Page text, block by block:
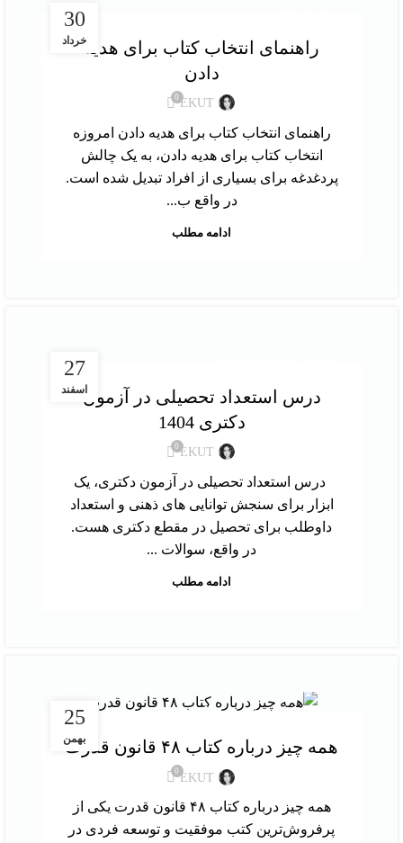
30
خردادراهنمای انتخاب کتاب برای هدیه
دادن
EKUT
0
راهنمای انتخاب کتاب برای هدیه دادن امروزه
انتخاب کتاب برای هدیه دادن، به یک چالش
پردغدغه برای بسیاری از افراد تبدیل شده است.
در واقع ب...
ادامه مطلب
27
اسفنددرس استعداد تحصیلی در آزمون
دکتری 1404
EKUT
0
درس استعداد تحصیلی در آزمون دکتری، یک
ابزار برای سنجش توانایی های ذهنی و استعداد
داوطلب برای تحصیل در مقطع دکتری هست.
در واقع، سوالات ...
ادامه مطلب
25
بهمن
معرفی کتاب,نقد و بررسی کتاب
همه چیز درباره کتاب ۴۸ قانون قدرت
EKUT
0
همه چیز درباره کتاب ۴۸ قانون قدرت یکی از
پرفروش‌ترین کتب موفقیت و توسعه فردی در